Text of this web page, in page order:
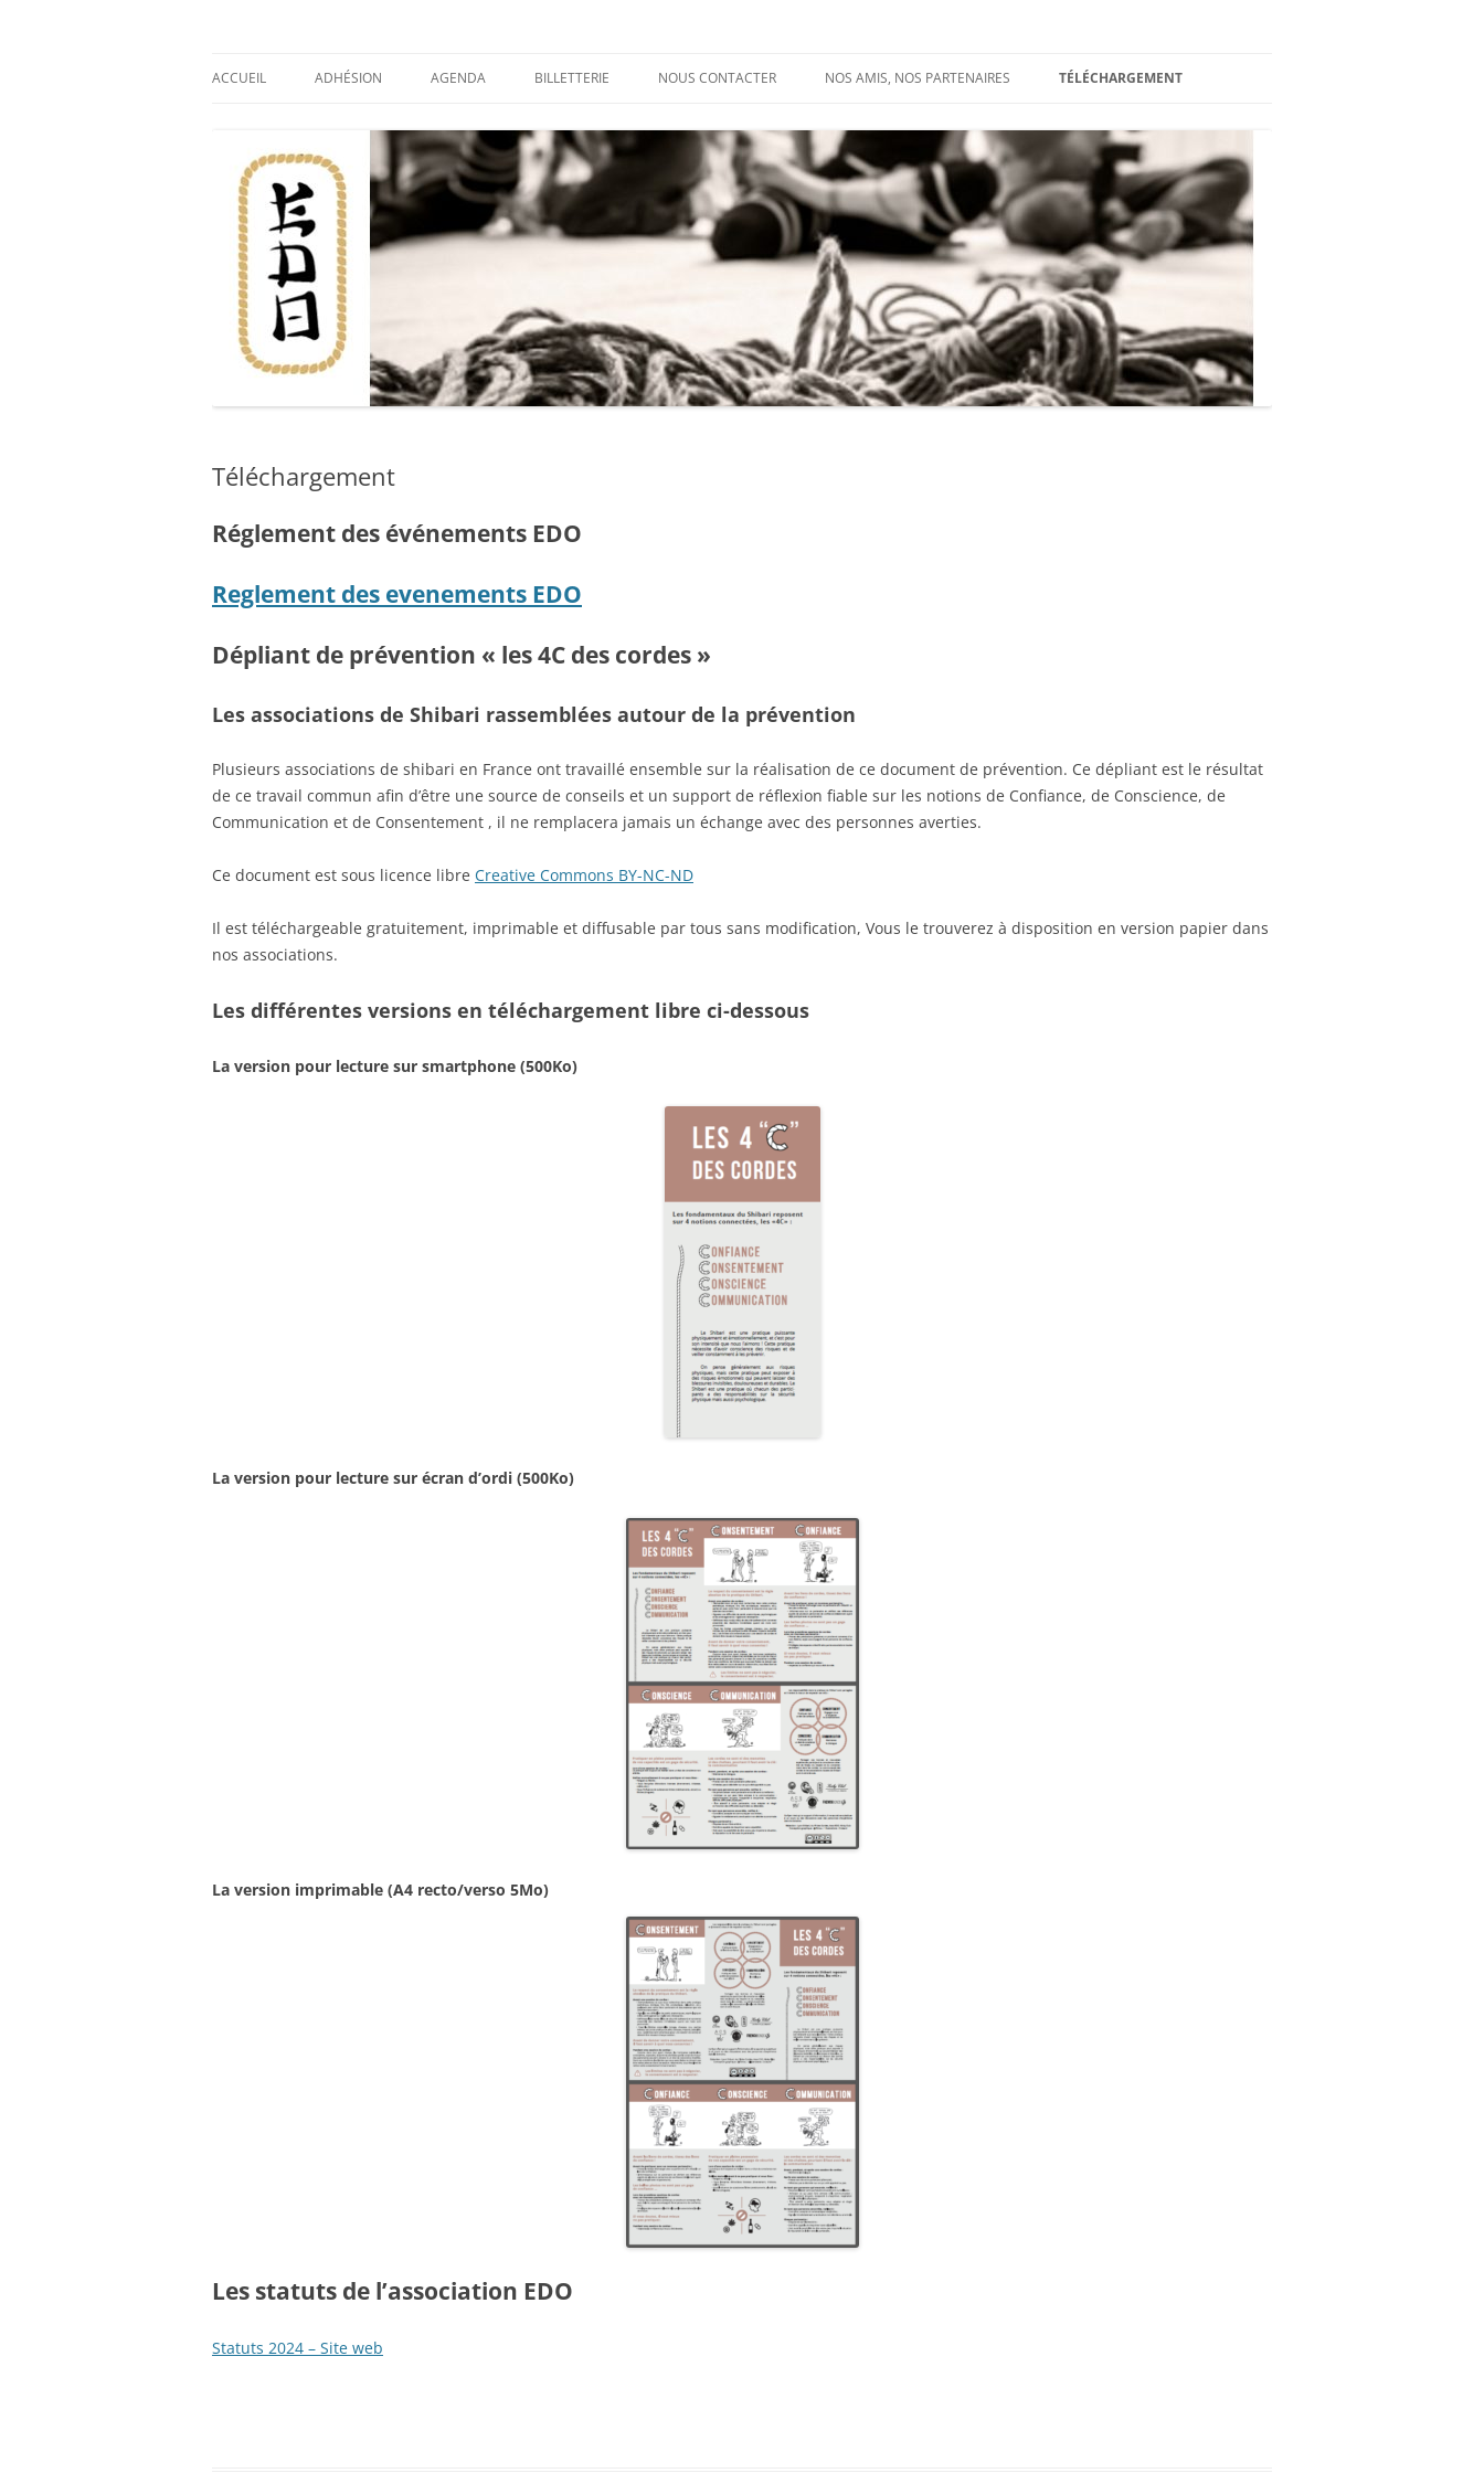
ACCUEIL ADHÉSION AGENDA BILLETTERIE NOUS CONTACTER NOS AMIS, NOS PARTENAIRES TÉLÉCHARGEMENT
Téléchargement
Réglement des événements EDO
Reglement des evenements EDO
Dépliant de prévention « les 4C des cordes »
Les associations de Shibari rassemblées autour de la prévention
Plusieurs associations de shibari en France ont travaillé ensemble sur la réalisation de ce document de prévention. Ce dépliant est le résultat
de ce travail commun afin d’être une source de conseils et un support de réflexion fiable sur les notions de Confiance, de Conscience, de
Communication et de Consentement , il ne remplacera jamais un échange avec des personnes averties.
Ce document est sous licence libre Creative Commons BY-NC-ND
Il est téléchargeable gratuitement, imprimable et diffusable par tous sans modification, Vous le trouverez à disposition en version papier dans
nos associations.
Les différentes versions en téléchargement libre ci-dessous
La version pour lecture sur smartphone (500Ko)
La version pour lecture sur écran d’ordi (500Ko)
La version imprimable (A4 recto/verso 5Mo)
Les statuts de l’association EDO
Statuts 2024 – Site web